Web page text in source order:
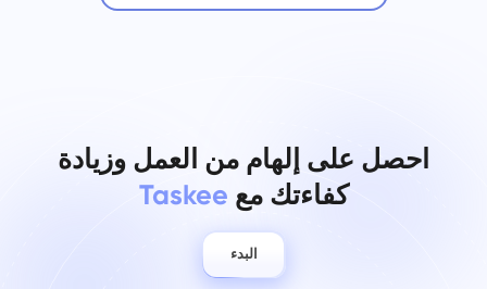
احصل على إلهام من العمل وزيادة
كفاءتك مع Taskee
البدء